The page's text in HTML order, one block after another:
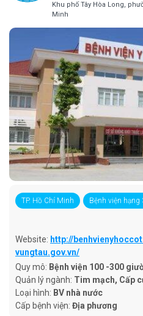
Khu phố Tây Hòa Long,
Minh
TP. Hồ Chí Minh Bệnh viện hạng
Website: http://
vungtau.gov.vn/
Quy mô: Bệnh viện 100 -300
Quản lý ngành: Tim mạch, Cấp
Loại hình: BV nhà nước
Cấp bệnh viện: Địa phương